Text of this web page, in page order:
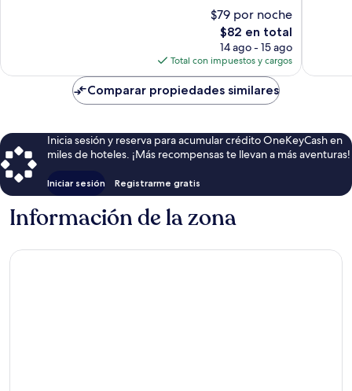
$79 por noche
El
precio
actual
es
de
$82
$82 en total
14 ago - 15 ago
Total con impuestos y cargos
Comparar propiedades similares
Inicia sesión y reserva para acumular crédito OneKeyCash en
miles de hoteles. ¡Más recompensas te llevan a más aventuras!
Iniciar sesión Registrarme gratis
Información de la zona